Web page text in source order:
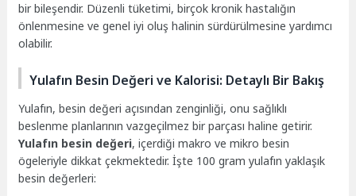
bir bileşendir. Düzenli tüketimi, birçok kronik hastalığın
önlenmesine ve genel iyi oluş halinin sürdürülmesine yardımcı
olabilir.
Yulafın Besin Değeri ve Kalorisi: Detaylı Bir Bakış
Yulafın, besin değeri açısından zenginliği, onu sağlıklı
beslenme planlarının vazgeçilmez bir parçası haline getirir.
Yulafın besin değeri, içerdiği makro ve mikro besin
ögeleriyle dikkat çekmektedir. İşte 100 gram yulafın yaklaşık
besin değerleri: